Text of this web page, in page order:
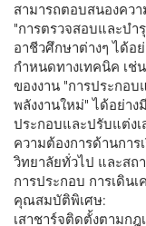
สามารถตอบสนองคว
"การตรวจสอบและบำ
อาชีวศึกษาต่างๆ ได้อ
กำหนดทางเทคนิค เช่
ของงาน "การประกอ
พลังงานใหม่" ได้อย่า
ประกอบและปรับแต่ง
ความต้องการด้านการ
วิทยาลัยทั่วไป และสถ
การประกอบ การเดินเ
คุณสมบัติพิเศษ:
เสาชาร์จติดตั้งตามก